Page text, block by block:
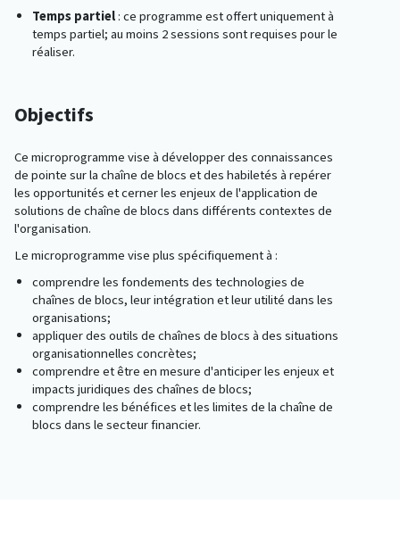
Temps partiel : ce programme est offert uniquement à
temps partiel; au moins 2 sessions sont requises pour le
réaliser.
Objectifs
Ce microprogramme vise à développer des connaissances
de pointe sur la chaîne de blocs et des habiletés à repérer
les opportunités et cerner les enjeux de l'application de
solutions de chaîne de blocs dans différents contextes de
l'organisation.
Le microprogramme vise plus spécifiquement à :
comprendre les fondements des technologies de
chaînes de blocs, leur intégration et leur utilité dans les
organisations;
appliquer des outils de chaînes de blocs à des situations
organisationnelles concrètes;
comprendre et être en mesure d'anticiper les enjeux et
impacts juridiques des chaînes de blocs;
comprendre les bénéfices et les limites de la chaîne de
blocs dans le secteur financier.